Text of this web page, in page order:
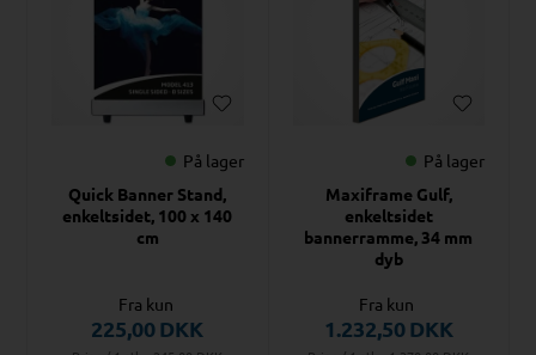
På lager
Quick Banner Stand,
enkeltsidet, 100 x 140
cm
Fra kun
225,00DKK
På lager
Maxiframe Gulf,
enkeltsidet
bannerramme, 34 mm
dyb
Fra kun
1.232,50DKK